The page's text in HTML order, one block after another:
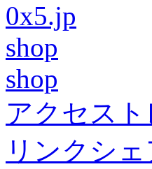
0x5.jp
shop
shop
アクセス
リンクシ